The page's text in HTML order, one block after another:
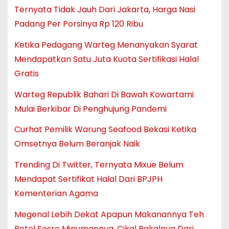
Ternyata Tidak Jauh Dari Jakarta, Harga Nasi
Padang Per Porsinya Rp 120 Ribu
Ketika Pedagang Warteg Menanyakan Syarat
Mendapatkan Satu Juta Kuota Sertifikasi Halal
Gratis
Warteg Republik Bahari Di Bawah Kowartami
Mulai Berkibar Di Penghujung Pandemi
Curhat Pemilik Warung Seafood Bekasi Ketika
Omsetnya Belum Beranjak Naik
Trending Di Twitter, Ternyata Mixue Belum
Mendapat Sertifikat Halal Dari BPJPH
Kementerian Agama
Megenal Lebih Dekat Apapun Makanannya Teh